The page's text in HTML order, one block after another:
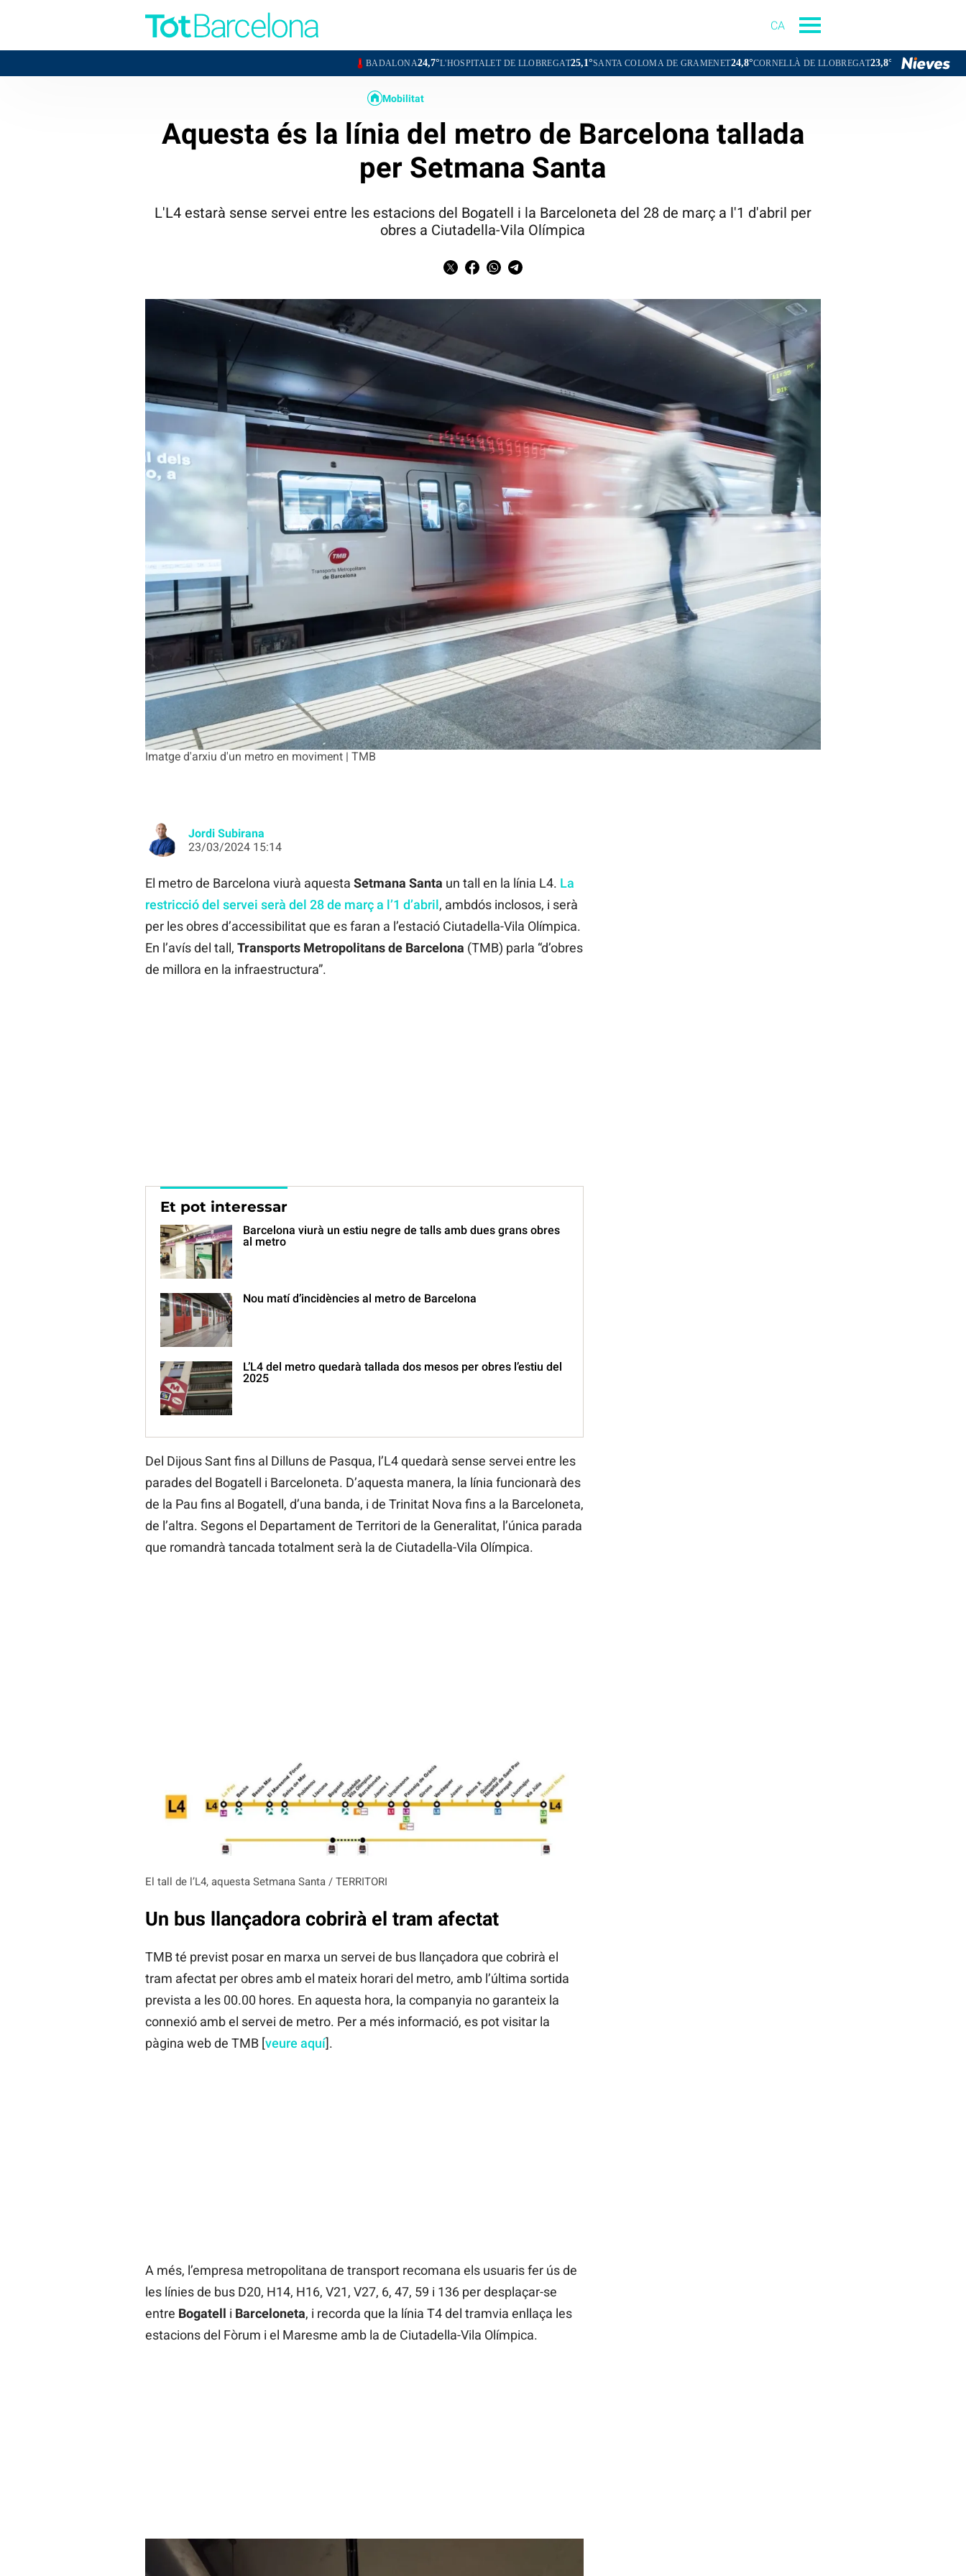
CA
24,7°L'HOSPITALET DE LLOBREGAT25,1°SANTA COLOMA DE GRAMENET24,8° CORNELLÀ DE LLOBREGAT23,8°SANT BOI DE LLOBREGAT24,2°
Imatge d'arxiu d'un metro en moviment | TMB
Mobilitat
Aquesta és la línia del metro de Barcelona tallada
per Setmana Santa
L'L4 estarà sense servei entre les estacions del Bogatell i la Barceloneta del 28 de març a l'1 d'abril per
obres a Ciutadella-Vila Olímpica
Jordi Subirana
23/03/2024 15:14
El metro de Barcelona viurà aquesta Setmana Santa un tall en la línia L4. La
restricció del servei serà del 28 de març a l’1 d’abril, ambdós inclosos, i serà
per les obres d’accessibilitat que es faran a l’estació Ciutadella-Vila Olímpica.
En l’avís del tall, Transports Metropolitans de Barcelona (TMB) parla “d’obres
de millora en la infraestructura”.
Et pot interessar
Barcelona viurà un estiu negre de talls amb dues grans obres
al metro
Nou matí d’incidències al metro de Barcelona
L’L4 del metro quedarà tallada dos mesos per obres l’estiu del
2025
Del Dijous Sant fins al Dilluns de Pasqua, l’L4 quedarà sense servei entre les
parades del Bogatell i Barceloneta. D’aquesta manera, la línia funcionarà des
de la Pau fins al Bogatell, d’una banda, i de Trinitat Nova fins a la Barceloneta,
de l’altra. Segons el Departament de Territori de la Generalitat, l’única parada
que romandrà tancada totalment serà la de Ciutadella-Vila Olímpica.
El tall de l’L4, aquesta Setmana Santa / TERRITORI
Un bus llançadora cobrirà el tram afectat
TMB té previst posar en marxa un servei de bus llançadora que cobrirà el
tram afectat per obres amb el mateix horari del metro, amb l’última sortida
prevista a les 00.00 hores. En aquesta hora, la companyia no garanteix la
connexió amb el servei de metro. Per a més informació, es pot visitar la
pàgina web de TMB [veure aquí].
A més, l’empresa metropolitana de transport recomana els usuaris fer ús de
les línies de bus D20, H14, H16, V21, V27, 6, 47, 59 i 136 per desplaçar-se
entre Bogatell i Barceloneta, i recorda que la línia T4 del tramvia enllaça les
estacions del Fòrum i el Maresme amb la de Ciutadella-Vila Olímpica.